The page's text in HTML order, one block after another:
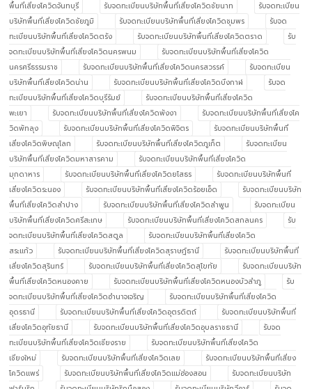
พื้นที่เสี่ยงโควิดจันทบุรี
รับจดทะเบียนบริษัทพื้นที่เสี่ยงโควิดชัยนาท
รับจดทะเบียน
บริษัทพื้นที่เสี่ยงโควิดชัยภูมิ
รับจดทะเบียนบริษัทพื้นที่เสี่ยงโควิดชุมพร
รับจด
ทะเบียนบริษัทพื้นที่เสี่ยงโควิดตรัง
รับจดทะเบียนบริษัทพื้นที่เสี่ยงโควิดตราด
รับ
จดทะเบียนบริษัทพื้นที่เสี่ยงโควิดนครพนม
รับจดทะเบียนบริษัทพื้นที่เสี่ยงโควิด
นครศรีธรรมราช
รับจดทะเบียนบริษัทพื้นที่เสี่ยงโควิดนครสวรรค์
รับจดทะเบียน
บริษัทพื้นที่เสี่ยงโควิดน่าน
รับจดทะเบียนบริษัทพื้นที่เสี่ยงโควิดบึงกาฬ
รับจด
ทะเบียนบริษัทพื้นที่เสี่ยงโควิดบุรีรัมย์
รับจดทะเบียนบริษัทพื้นที่เสี่ยงโควิด
พะเยา
รับจดทะเบียนบริษัทพื้นที่เสี่ยงโควิดพังงา
รับจดทะเบียนบริษัทพื้นที่เสี่ยงโค
วิดพัทลุง
รับจดทะเบียนบริษัทพื้นที่เสี่ยงโควิดพิจิตร
รับจดทะเบียนบริษัทพื้นที่
เสี่ยงโควิดพิษณุโลก
รับจดทะเบียนบริษัทพื้นที่เสี่ยงโควิดภูเก็ต
รับจดทะเบียน
บริษัทพื้นที่เสี่ยงโควิดมหาสารคาม
รับจดทะเบียนบริษัทพื้นที่เสี่ยงโควิด
มุกดาหาร
รับจดทะเบียนบริษัทพื้นที่เสี่ยงโควิดยโสธร
รับจดทะเบียนบริษัทพื้นที่
เสี่ยงโควิดระนอง
รับจดทะเบียนบริษัทพื้นที่เสี่ยงโควิดร้อยเอ็ด
รับจดทะเบียนบริษัท
พื้นที่เสี่ยงโควิดลำปาง
รับจดทะเบียนบริษัทพื้นที่เสี่ยงโควิดลำพูน
รับจดทะเบียน
บริษัทพื้นที่เสี่ยงโควิดศรีสะเกษ
รับจดทะเบียนบริษัทพื้นที่เสี่ยงโควิดสกลนคร
รับ
จดทะเบียนบริษัทพื้นที่เสี่ยงโควิดสตูล
รับจดทะเบียนบริษัทพื้นที่เสี่ยงโควิด
สระแก้ว
รับจดทะเบียนบริษัทพื้นที่เสี่ยงโควิดสุราษฎ์ธานี
รับจดทะเบียนบริษัทพื้นที่
เสี่ยงโควิดสุรินทร์
รับจดทะเบียนบริษัทพื้นที่เสี่ยงโควิดสุโขทัย
รับจดทะเบียนบริษัท
พื้นที่เสี่ยงโควิดหนองคาย
รับจดทะเบียนบริษัทพื้นที่เสี่ยงโควิดหนองบัวลำภู
รับ
จดทะเบียนบริษัทพื้นที่เสี่ยงโควิดอำนาจเจริญ
รับจดทะเบียนบริษัทพื้นที่เสี่ยงโควิด
อุดรธานี
รับจดทะเบียนบริษัทพื้นที่เสี่ยงโควิดอุตรดิตถ์
รับจดทะเบียนบริษัทพื้นที่
เสี่ยงโควิดอุทัยธานี
รับจดทะเบียนบริษัทพื้นที่เสี่ยงโควิดอุบลราชธานี
รับจด
ทะเบียนบริษัทพื้นที่เสี่ยงโควิดเชียงราย
รับจดทะเบียนบริษัทพื้นที่เสี่ยงโควิด
เชียงใหม่
รับจดทะเบียนบริษัทพื้นที่เสี่ยงโควิดเลย
รับจดทะเบียนบริษัทพื้นที่เสี่ยง
โควิดแพร่
รับจดทะเบียนบริษัทพื้นที่เสี่ยงโควิดแม่ฮ่องสอน
รับจดทะเบียนบริษัท